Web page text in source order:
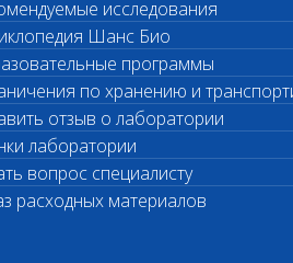
исследования
Шанс Био
программы
по хранению и
отзыв о лаборатории
лаборатории
вопрос специалисту
расходных материалов